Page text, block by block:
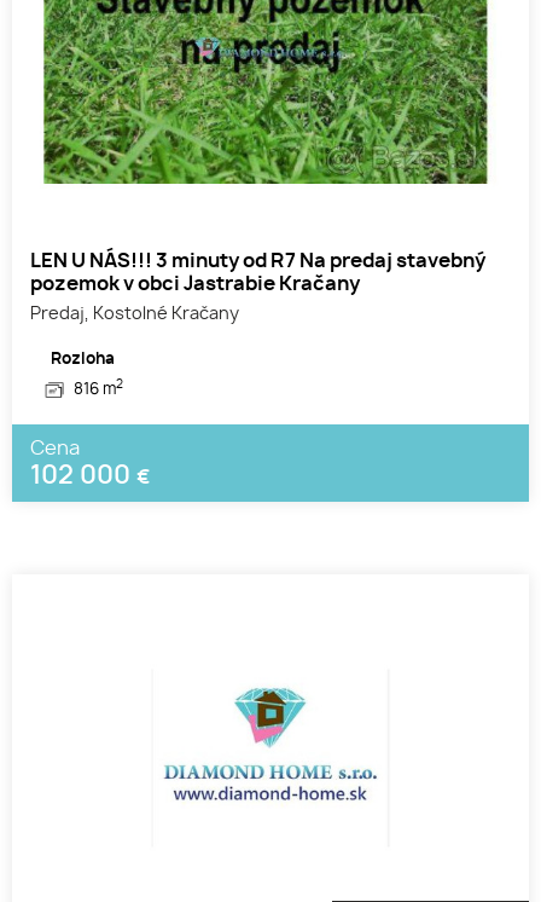
LEN U NÁS!!! 3 minuty od R7 Na predaj stavebný
pozemok v obci Jastrabie Kračany
Predaj, Kostolné Kračany
Rozloha
816 m2
Cena
102 000 €